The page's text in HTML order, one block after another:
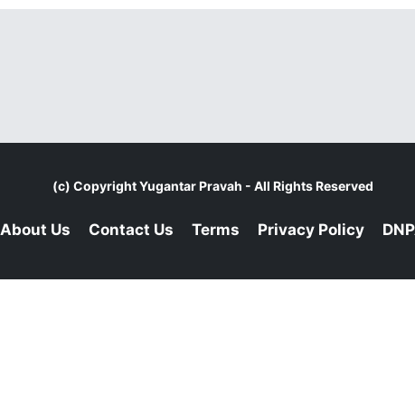
(c) CopyrightYugantar Pravah - All Rights Reserved
About Us Contact Us Terms Privacy Policy